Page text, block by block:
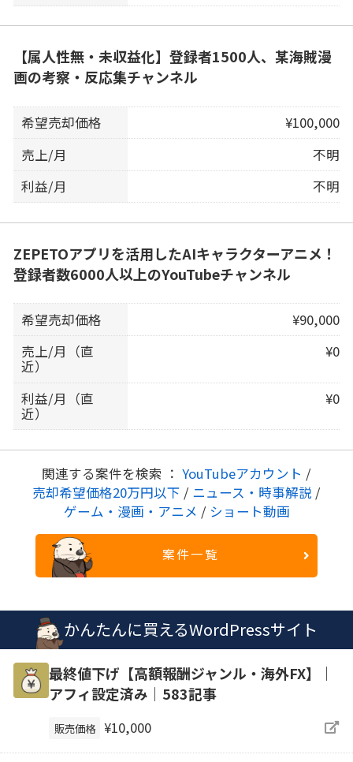
【属人性無・未収益化】登録者1500人、某海賊漫
画の考察・反応集チャンネル
希望売却価格
¥100,000
売上/月
不明
利益/月
不明
ZEPETOアプリを活用したAIキャラクターアニメ！
登録者数6000人以上のYouTubeチャンネル
希望売却価格
¥90,000
売上/月（直
近）
¥0
利益/月（直
近）
¥0
関連する案件を検索 ： YouTubeアカウント /
売却希望価格20万円以下 / ニュース・時事解説 /
ゲーム・漫画・アニメ / ショート動画
案件一覧
かんたんに買えるWordPressサイト
最終値下げ【高額報酬ジャンル・海外FX】｜
アフィ設定済み｜583記事
販売価格 ¥10,000